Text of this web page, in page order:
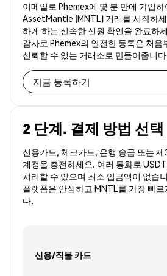
이메일로 Phemex에 몇 분 만에 가입하
AssetMantle (MNTL) 거래를 시작하
하게 하는 신속한 신원 확인을 완료하
감사로 Phemex의 안전한 등록은 처음
신뢰할 수 있는 거래소로 만들어줍니
지금 등록하기
2 단계. 결제 방법 선택
신용카드, 체크카드, 은행 송금 또는
계정을 충전하세요. 여러 통화로
처리할 수 있으며 최소 입금액이 없습
플랫폼은 안심하고 MNTL를 가장 빠르
다.
신용/직불 카드